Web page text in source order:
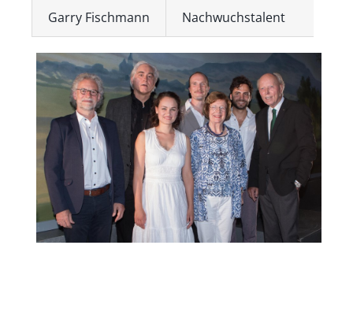
Garry Fischmann Nachwuchstalent